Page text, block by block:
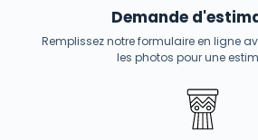
Demande
Remplissez notre formulaire en ligne
les photos pour une